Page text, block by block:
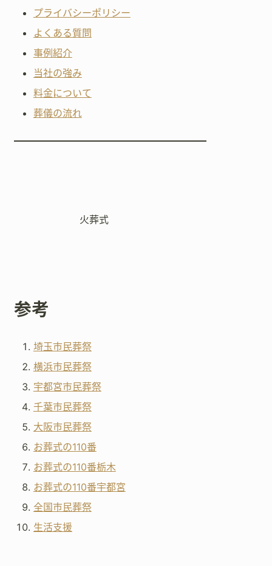
プライバシーポリシー
よくある質問
事例紹介
当社の強み
料金について
葬儀の流れ
火葬式
参考
埼玉市民葬祭
横浜市民葬祭
宇都宮市民葬祭
千葉市民葬祭
大阪市民葬祭
お葬式の110番
お葬式の110番栃木
お葬式の110番宇都宮
全国市民葬祭
生活支援